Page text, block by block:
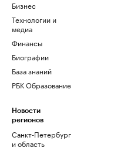
Бизнес
Технологии и
медиа
Финансы
Биографии
База знаний
РБК Образование
Новости
регионов
Санкт-Петербург
и область